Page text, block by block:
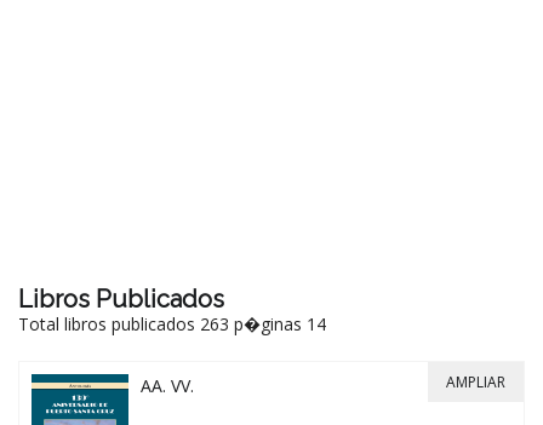
Libros Publicados
Total libros publicados 263 p�ginas 14
AA. VV. AMPLIAR